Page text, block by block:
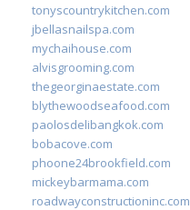
tonyscountrykitchen.com
jbellasnailspa.com
mychaihouse.com
alvisgrooming.com
thegeorginaestate.com
blythewoodseafood.com
paolosdelibangkok.com
bobacove.com
phoone24brookfield.com
mickeybarmama.com
roadwayconstructioninc.com